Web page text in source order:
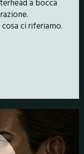
ci riferiamo.